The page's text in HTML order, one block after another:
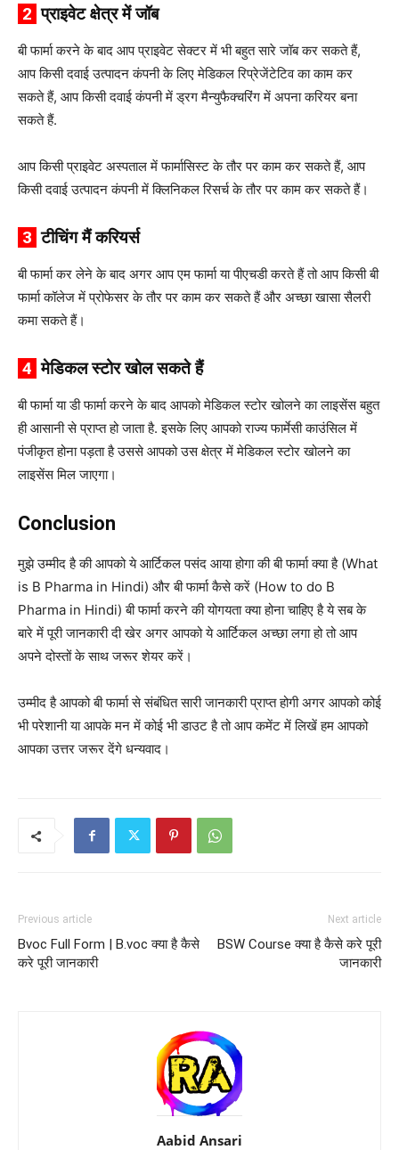
2 प्राइवेट क्षेत्र में जॉब
बी फार्मा करने के बाद आप प्राइवेट सेक्टर में भी बहुत सारे जॉब कर सकते हैं,
आप किसी दवाई उत्पादन कंपनी के लिए मेडिकल रिप्रेजेंटेटिव का काम कर
सकते हैं, आप किसी दवाई कंपनी में ड्रग मैन्युफैक्चरिंग में अपना करियर बना
सकते हैं.
आप किसी प्राइवेट अस्पताल में फार्मासिस्ट के तौर पर काम कर सकते हैं, आप
किसी दवाई उत्पादन कंपनी में क्लिनिकल रिसर्च के तौर पर काम कर सकते हैं।
3 टीचिंग मैं करियर्स
बी फार्मा कर लेने के बाद अगर आप एम फार्मा या पीएचडी करते हैं तो आप किसी बी
फार्मा कॉलेज में प्रोफेसर के तौर पर काम कर सकते हैं और अच्छा खासा सैलरी
कमा सकते हैं।
4 मेडिकल स्टोर खोल सकते हैं
बी फार्मा या डी फार्मा करने के बाद आपको मेडिकल स्टोर खोलने का लाइसेंस बहुत
ही आसानी से प्राप्त हो जाता है. इसके लिए आपको राज्य फार्मेसी काउंसिल में
पंजीकृत होना पड़ता है उससे आपको उस क्षेत्र में मेडिकल स्टोर खोलने का
लाइसेंस मिल जाएगा।
Conclusion
मुझे उम्मीद है की आपको ये आर्टिकल पसंद आया होगा की बी फार्मा क्या है (What
is B Pharma in Hindi) और बी फार्मा कैसे करें (How to do B
Pharma in Hindi) बी फार्मा करने की योगयता क्या होना चाहिए है ये सब के
बारे में पूरी जानकारी दी खेर अगर आपको ये आर्टिकल अच्छा लगा हो तो आप
अपने दोस्तों के साथ जरूर शेयर करें।
उम्मीद है आपको बी फार्मा से संबंधित सारी जानकारी प्राप्त होगी अगर आपको कोई
भी परेशानी या आपके मन में कोई भी डाउट है तो आप कमेंट में लिखें हम आपको
आपका उत्तर जरूर देंगे धन्यवाद।
Previous article
Bvoc Full Form | B.voc क्या है कैसे
करे पूरी जानकारी
Next article
BSW Course क्या है कैसे करे पूरी
जानकारी
Aabid Ansari